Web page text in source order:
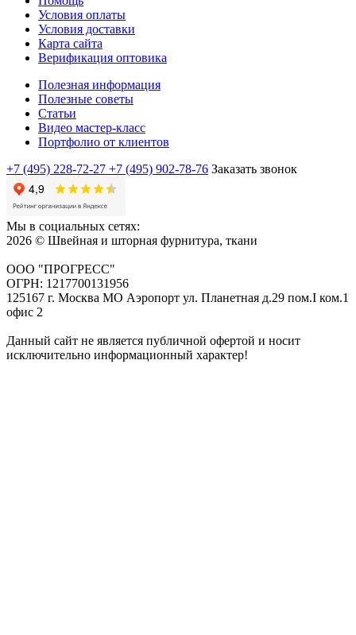
Условия оплаты
Условия доставки
Карта сайта
Верификация оптовика
Полезная информация
Полезные советы
Статьи
Видео мастер-класс
Портфолио от клиентов
+7 (495) 228-72-27 +7 (495) 902-78-76 Заказать звонок
Мы в социальных сетях:
2026 © Швейная и шторная фурнитура, ткани
ООО "ПРОГРЕСС"
ОГРН: 1217700131956
125167 г. Москва МО Аэропорт ул. Планетная д.29 пом.I ком.1
офис 2
Данный сайт не является публичной офертой и носит
исключительно информационный характер!